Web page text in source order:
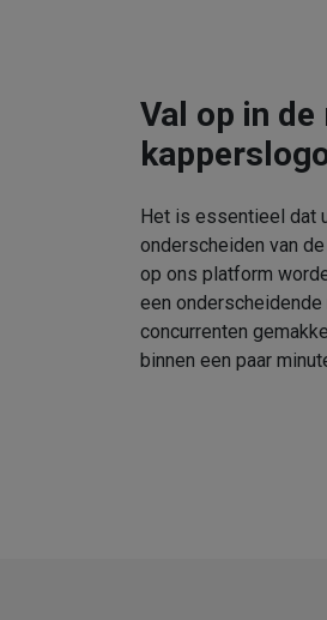
Val op in
Het is essentieel dat
onderscheiden van
op ons platform
een
concurrenten
binnen een paar